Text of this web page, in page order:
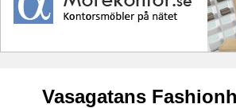
Vasagatans